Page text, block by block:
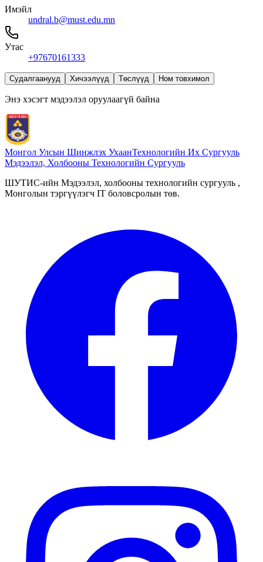
Имэйл
undral.b@must.edu.mn
Утас
+97670161333
Судалгаанууд Хичээлүүд Төслүүд Ном товхимол
Энэ хэсэгт мэдээлэл оруулаагүй байна
Монгол Улсын Шинжлэх УхаанТехнологийн Их Сургууль
Мэдээлэл, Холбооны Технологийн Сургууль
ШУТИС-ийн Мэдээлэл, холбооны технологийн сургууль ,
Монголын тэргүүлэгч IT боловсролын төв.